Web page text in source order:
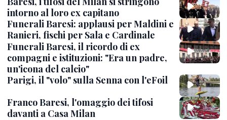
intorno al loro ex capitano
Funerali Baresi: applausi per Maldini e
Ranieri, fischi per Sala e Cardinale
Funerali Baresi, il ricordo di ex
compagni e istituzioni: "Era un padre,
un'icona del calcio"
Parigi, il "volo" sulla Senna con l'eFoil
Franco Baresi, l'omaggio dei tifosi
davanti a Casa Milan